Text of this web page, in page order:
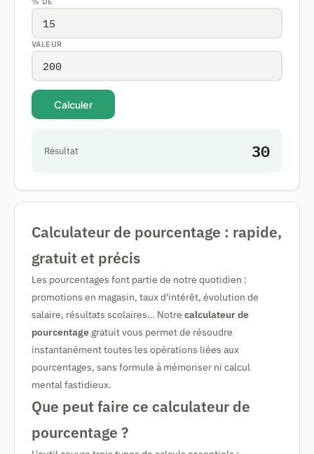
VALEUR
Calculer
Résultat 30
Calculateur de pourcentage : rapide,
gratuit et précis
Les pourcentages font partie de notre quotidien :
promotions en magasin, taux d'intérêt, évolution de
salaire, résultats scolaires… Notre calculateur de
pourcentage gratuit vous permet de résoudre
instantanément toutes les opérations liées aux
pourcentages, sans formule à mémoriser ni calcul
mental fastidieux.
Que peut faire ce calculateur de
pourcentage ?